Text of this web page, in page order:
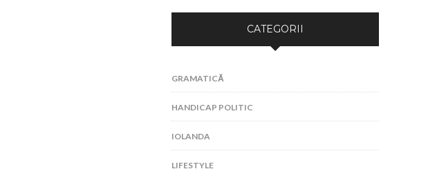
CATEGORII
GRAMATICĂ
HANDICAP POLITIC
IOLANDA
LIFESTYLE